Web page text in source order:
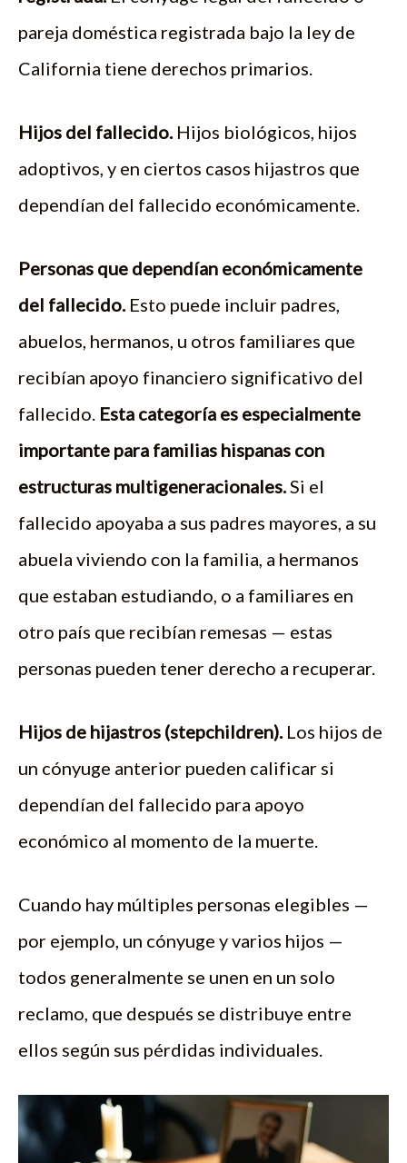
pareja doméstica registrada bajo la ley de
California tiene derechos primarios.
Hijos del fallecido.Hijos biológicos, hijos
adoptivos, y en ciertos casos hijastros que
dependían del fallecido económicamente.
Personas que dependían económicamente
del fallecido.Esto puede incluir padres,
abuelos, hermanos, u otros familiares que
recibían apoyo financiero significativo del
fallecido. Esta categoría es especialmente
importante para familias hispanas con
estructuras multigeneracionales.Si el
fallecido apoyaba a sus padres mayores, a su
abuela viviendo con la familia, a hermanos
que estaban estudiando, o a familiares en
otro país que recibían remesas — estas
personas pueden tener derecho a recuperar.
Hijos de hijastros (stepchildren).Los hijos de
un cónyuge anterior pueden calificar si
dependían del fallecido para apoyo
económico al momento de la muerte.
Cuando hay múltiples personas elegibles —
por ejemplo, un cónyuge y varios hijos —
todos generalmente se unen en un solo
reclamo, que después se distribuye entre
ellos según sus pérdidas individuales.